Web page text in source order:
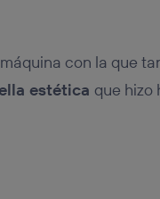
con la que
estética que hizo